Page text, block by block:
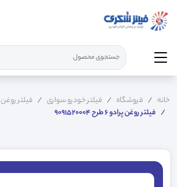
خانه فروشگاه فیلتر خودرو سواری
فیلتر روغن
فیلتر روغن پرادو 6 طرح 9091520004